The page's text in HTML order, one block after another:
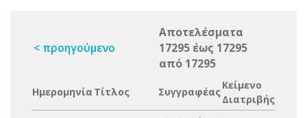
< προηγούμενο
Αποτελέσματα
17295 έως 17295
από 17295
Ημερομηνία Τίτλος Συγγραφέας
Κείμενο
Διατριβής